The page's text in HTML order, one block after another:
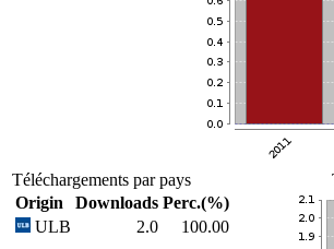
Téléchargements par pays
Origin
Downloads Perc.(%)
ULB
2.0 100.00